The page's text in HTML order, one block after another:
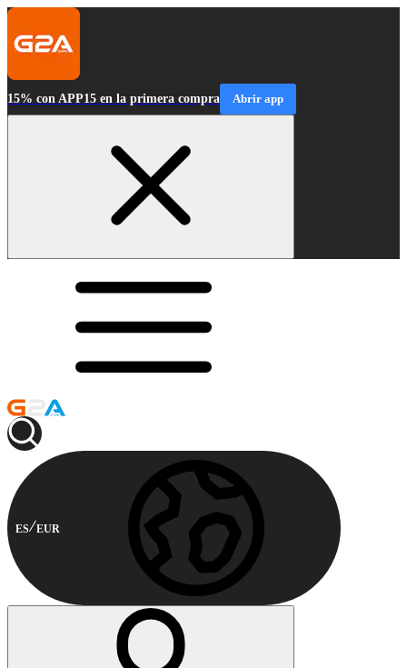
15% con APP15 en la primera compra Abrir app
ES EUR